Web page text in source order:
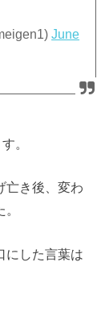
June
。
亡き後、変わ
にした言葉は